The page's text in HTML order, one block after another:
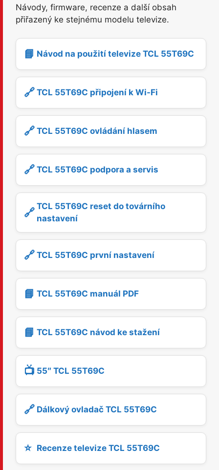
Návody, firmware, recenze a další obsah
přiřazený ke stejnému modelu televize.
📘 Návod na použití televize TCL 55T69C
🔗 TCL 55T69C připojení k Wi-Fi
🔗 TCL 55T69C ovládání hlasem
🔗 TCL 55T69C podpora a servis
🔗 TCL 55T69C reset do továrního
nastavení
🔗 TCL 55T69C první nastavení
📘 TCL 55T69C manuál PDF
📘 TCL 55T69C návod ke stažení
📺 55″ TCL 55T69C
🔗 Dálkový ovladač TCL 55T69C
⭐ Recenze televize TCL 55T69C